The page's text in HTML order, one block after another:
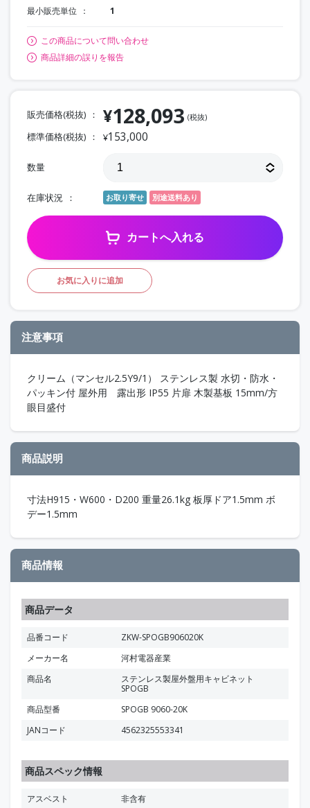
最小販売単位 1
この商品について問い合わせ
商品詳細の誤りを報告
販売価格(税抜) ¥128,093 (税抜)
標準価格(税抜) ¥153,000
数量
在庫状況 お取り寄せ 別途送料あり
カートへ入れる
お気に入りに追加
注意事項
クリーム（マンセル2.5Y9/1） ステンレス製 水切・防水・
パッキン付 屋外用 露出形 IP55 片扉 木製基板 15mm/方
眼目盛付
商品説明
寸法H915・W600・D200 重量26.1kg 板厚ドア1.5mm ボ
デー1.5mm
商品情報
商品データ
品番コード
ZKW-SPOGB906020K
メーカー名
河村電器産業
商品名
ステンレス製屋外盤用キャビネット
SPOGB
商品型番
SPOGB 9060-20K
JANコード
4562325553341
商品スペック情報
アスベスト
非含有